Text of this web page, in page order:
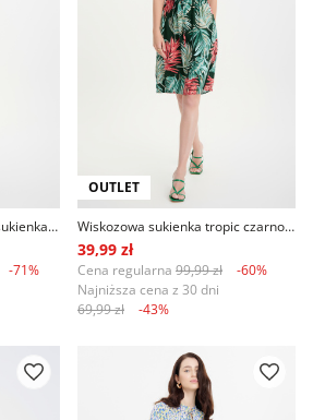
Prosta lniano-wiskozowa sukienka z nadrukiem
-71%
OUTLET
Wiskozowa sukienka tropic czarno-zielona
39,99 zł
Cena regularna 99,99 zł
-60%
Najniższa cena z 30 dni
69,99 zł
-43%